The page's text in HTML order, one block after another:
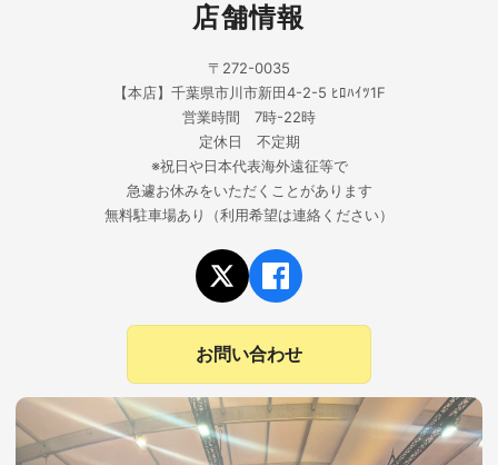
店舗情報
〒272-0035
【本店】千葉県市川市新田4-2-5 ﾋﾛﾊｲﾂ1F
営業時間 7時-22時
定休日 不定期
※祝日や日本代表海外遠征等で
急遽お休みをいただくことがあります
無料駐車場あり（利用希望は連絡ください）
お問い合わせ